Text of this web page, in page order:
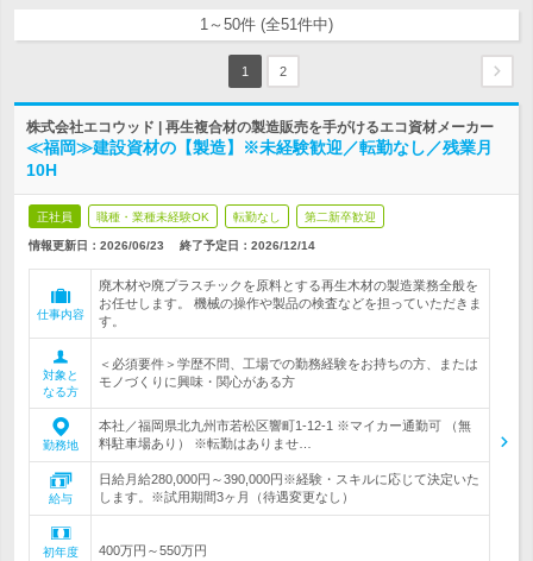
1～50件 (全51件中)
1 2
株式会社エコウッド | 再生複合材の製造販売を手がけるエコ資材メーカー
≪福岡≫建設資材の【製造】※未経験歓迎／転勤なし／残業月
10H
正社員 職種・業種未経験OK 転勤なし 第二新卒歓迎
情報更新日：2026/06/23 終了予定日： 2026/12/14
仕事内容
廃木材や廃プラスチックを原料とする再生木材の製造業務全般を
お任せします。 機械の操作や製品の検査などを担っていただきま
す。
対象と
なる方
＜必須要件＞学歴不問、工場での勤務経験をお持ちの方、または
モノづくりに興味・関心がある方
勤務地
本社／福岡県北九州市若松区響町1-12-1 ※マイカー通勤可 （無
料駐車場あり） ※転勤はありませ…
給与
日給月給280,000円～390,000円※経験・スキルに応じて決定いた
します。※試用期間3ヶ月（待遇変更なし）
初年度
400万円～550万円